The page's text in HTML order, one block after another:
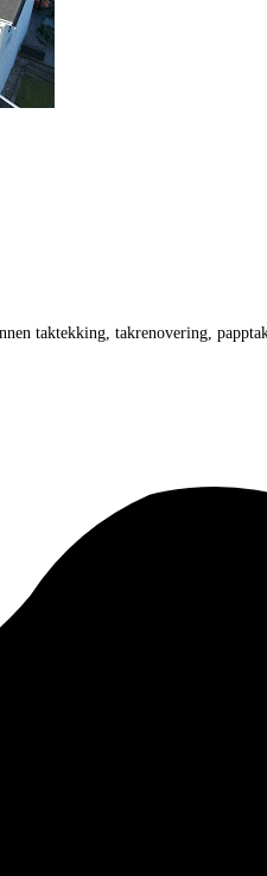
taktekking, takrenovering,